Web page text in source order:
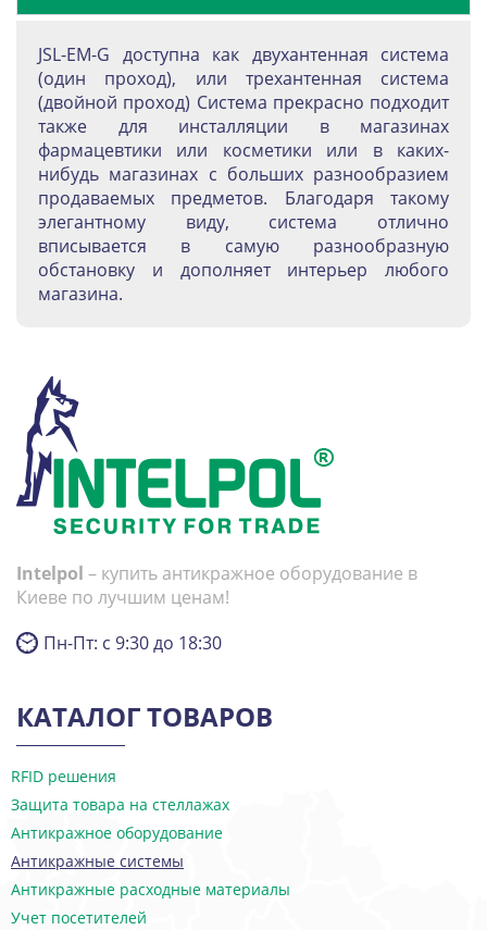
JSL-EM-G доступна как двухантенная система
(один проход), или трехантенная система
(двойной проход) Система прекрасно подходит
также для инсталляции в магазинах
фармацевтики или косметики или в каких-
нибудь магазинах с больших разнообразием
продаваемых предметов. Благодаря такому
элегантному виду, система отлично
вписывается в самую разнообразную
обстановку и дополняет интерьер любого
магазина.
Intelpol – купить антикражное оборудование в
Киеве по лучшим ценам!
Пн-Пт: с 9:30 до 18:30
КАТАЛОГ ТОВАРОВ
RFID решения
Защита товара на стеллажах
Антикражное оборудование
Антикражные системы
Антикражные расходные материалы
Учет посетителей